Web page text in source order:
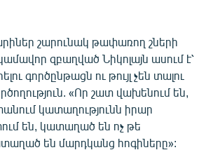
շարունակ թափառող շների
զբաղված Նիկոլայն ասում է՝
գործընթացն ու թույլ չեն տալու
«Որ շատ վախենում են,
կատաղությունն իրար
են, կատաղած են ոչ թե
են մարդկանց հոգիները»: